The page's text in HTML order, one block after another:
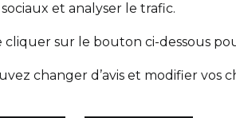
et analyser le trafic.
cliquer sur le bouton ci-dessous
changer d’avis et modifier vos